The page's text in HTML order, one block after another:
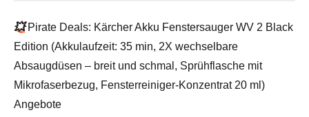
💥Pirate Deals: Kärcher Akku Fenstersauger WV 2 Black
Edition (Akkulaufzeit: 35 min, 2X wechselbare
Absaugdüsen – breit und schmal, Sprühflasche mit
Mikrofaserbezug, Fensterreiniger-Konzentrat 20 ml)
Angebote